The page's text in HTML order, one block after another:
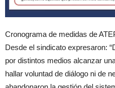
Cronograma de medidas de
Desde el sindicato expresaron:
por distintos medios alcanzar
hallar voluntad de diálogo ni de